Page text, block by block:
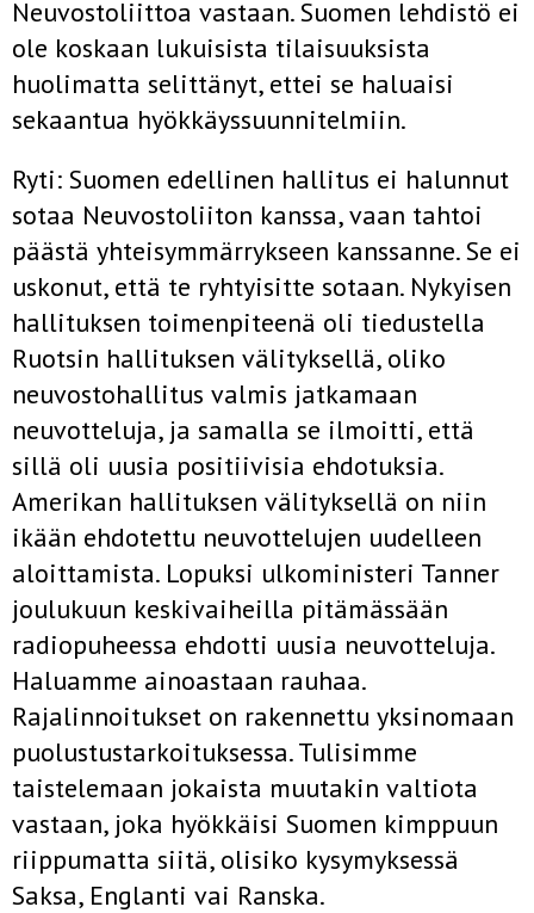
Neuvostoliit­toa vastaan. Suomen lehdistö ei
ole koskaan lukuisista tilaisuuksista
huolimatta selittänyt, ettei se haluaisi
sekaantua hyökkäyssuunnitelmiin.
Ryti: Suomen edellinen hallitus ei halunnut
sotaa Neuvostoliiton kanssa, vaan tahtoi
päästä yhteisymmärrykseen kanssanne. Se ei
usko­nut, että te ryhtyisitte sotaan. Nykyisen
hallituksen toimenpiteenä oli tiedustella
Ruotsin hallituksen välityksellä, oliko
neuvostohallitus val­mis jatkamaan
neuvotteluja, ja samalla se ilmoitti, että
sillä oli uusia positiivisia ehdotuksia.
Amerikan hallituksen välityksellä on niin
ikään ehdotettu neuvottelujen uudelleen
aloittamista. Lopuksi ulkoministeri Tanner
joulukuun keskivaiheilla pitämässään
radiopuheessa ehdotti uusia neuvotteluja.
Haluamme ainoastaan rauhaa.
Rajalinnoitukset on rakennettu yksinomaan
puolustustarkoituksessa. Tulisimme
taistelemaan jokaista muutakin valtiota
vastaan, joka hyökkäisi Suomen kimp­puun
riippumatta siitä, olisiko kysymyksessä
Saksa, Englanti vai Ranska.